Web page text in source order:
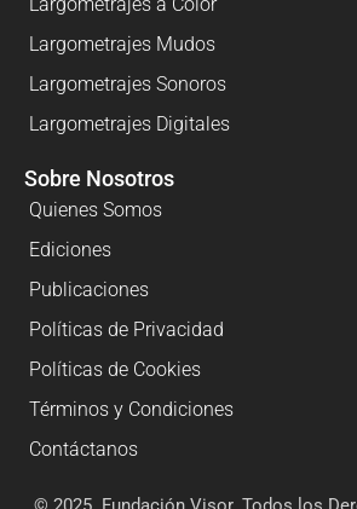
Largometrajes Mudos
Largometrajes Sonoros
Largometrajes Digitales
Sobre Nosotros
Quienes Somos
Ediciones
Publicaciones
Políticas de Privacidad
Políticas de Cookies
Términos y Condiciones
Contáctanos